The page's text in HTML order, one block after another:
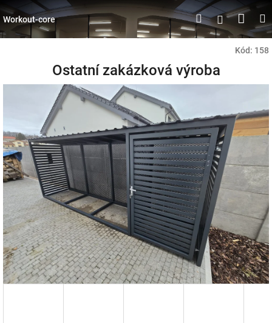
naWorkout-core HledatPřihlášení
Kód: 158
Ostatní zakázková výroba